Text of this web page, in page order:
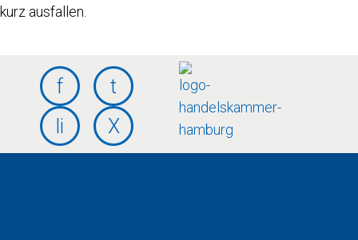
kurz ausfallen.